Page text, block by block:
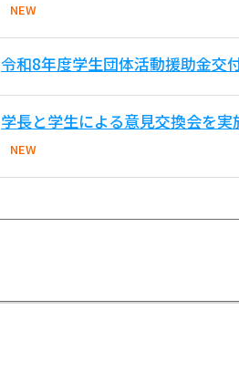
NEW
令和8年度学生団体活動援助金交
学長と学生による意見交換会を
NEW